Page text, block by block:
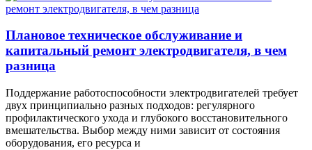
Плановое техническое обслуживание и
капитальный ремонт электродвигателя, в чем
разница
Поддержание работоспособности электродвигателей требует
двух принципиально разных подходов: регулярного
профилактического ухода и глубокого восстановительного
вмешательства. Выбор между ними зависит от состояния
оборудования, его ресурса и